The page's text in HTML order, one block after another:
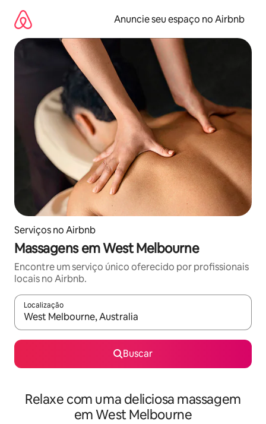
para
conteúdo
Anuncie seu espaço no Airbnb
Serviços no Airbnb
Massagens em West Melbourne
Encontre um serviço único oferecido por profissionais
locais no Airbnb.
Localização
Quando os resultados estiverem disponíveis, explore-os
Buscar
Relaxe com uma deliciosa massagem
em West Melbourne